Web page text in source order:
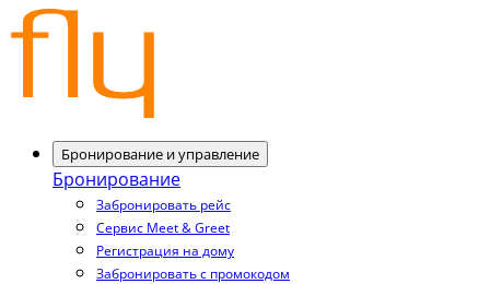
Бронирование и управление
Бронирование
Забронировать рейс
Сервис Meet & Greet
Регистрация на дому
Забронировать с промокодом